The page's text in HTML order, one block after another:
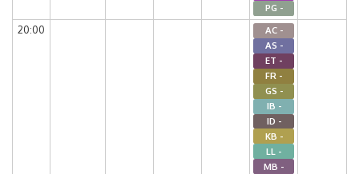
PG -
20:00
AC -
AS -
ET -
FR -
GS -
IB -
ID -
KB -
LL -
MB -